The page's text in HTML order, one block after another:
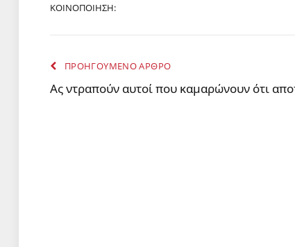
ΚΟΙΝΟΠΟΙΗΣΗ:
ΠΡΟΗΓΟΥΜΕΝΟ ΑΡΘΡΟ
Ας ντραπούν αυτοί που καμαρώνουν ότι